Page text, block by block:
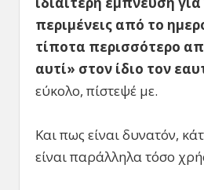
περιμένεις από το
τίποτα περισσότερο
αυτί» στον ίδιο τον
εύκολο, πίστεψέ με.
Και πως είναι δυνατόν,
είναι παράλληλα τόσο